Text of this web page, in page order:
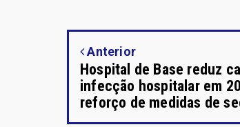
Anterior
Hospital de Base reduz
infecção hospitalar em
reforço de medidas de